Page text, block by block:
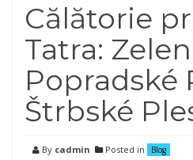
Călătorie
Tatra:
Popradské
Štrbské
By cadmin Posted in Blog